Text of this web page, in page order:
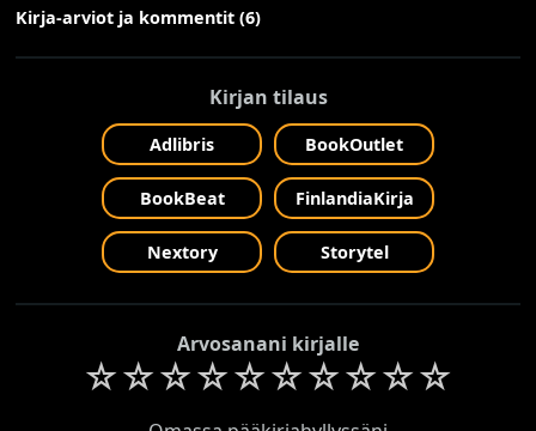
Kirja-arviot ja kommentit (6)
Kirjan tilaus
Adlibris BookOutlet
BookBeat FinlandiaKirja
Nextory Storytel
Arvosanani kirjalle
☆☆☆☆☆☆☆☆☆☆